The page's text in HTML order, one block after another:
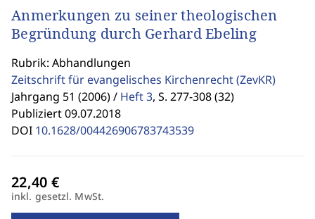
Anmerkungen zu seiner theologischen
Begründung durch Gerhard Ebeling
Rubrik: Abhandlungen
Zeitschrift für evangelisches Kirchenrecht(ZevKR)
Jahrgang 51 (2006) / Heft 3, S. 277-308 (32)
Publiziert 09.07.2018
DOI 10.1628/004426906783743539
inkl. gesetzl. MwSt.